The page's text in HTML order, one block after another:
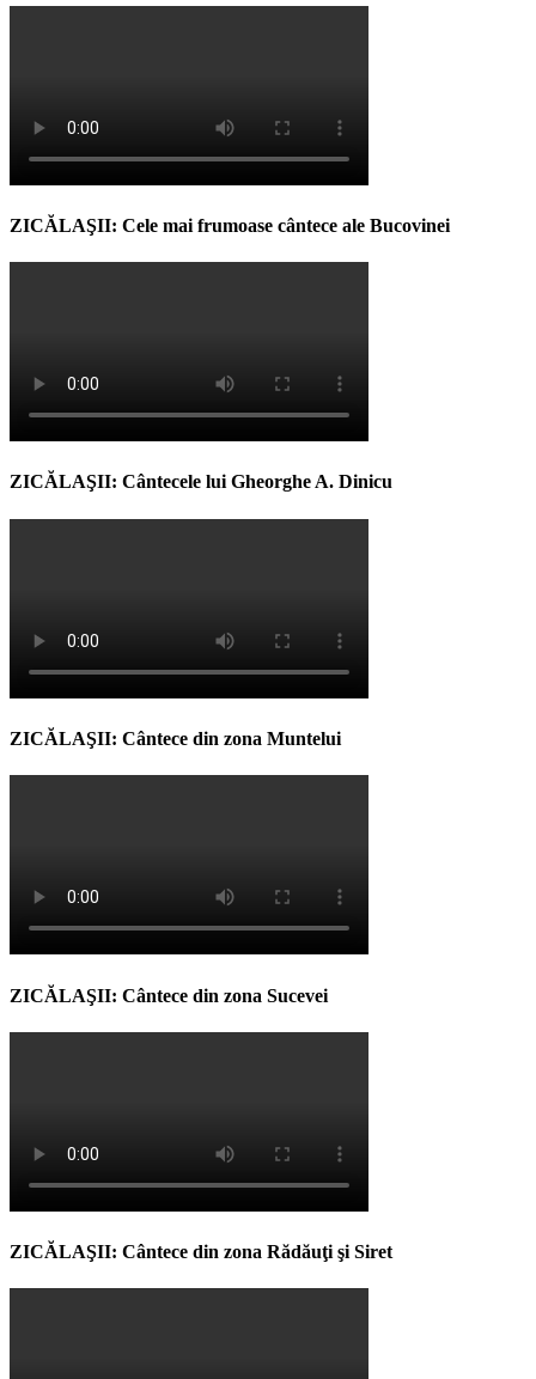
ZICĂLAŞII: Cele mai frumoase cântece ale Bucovinei
ZICĂLAŞII: Cântecele lui Gheorghe A. Dinicu
ZICĂLAŞII: Cântece din zona Muntelui
ZICĂLAŞII: Cântece din zona Sucevei
ZICĂLAŞII: Cântece din zona Rădăuţi şi Siret